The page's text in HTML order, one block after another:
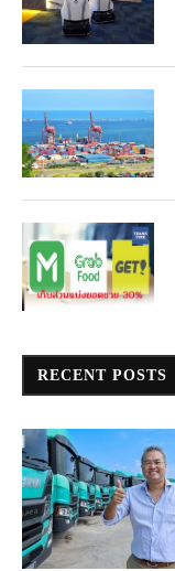
RECENT POSTS